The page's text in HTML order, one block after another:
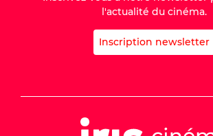
l'actualité du cinéma.
Inscription newsletter